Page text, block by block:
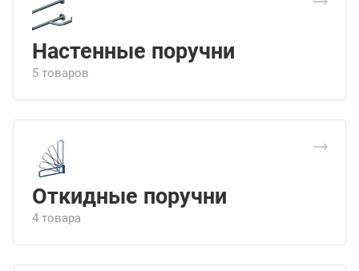
Настенные поручни
5 товаров
Откидные поручни
4 товара